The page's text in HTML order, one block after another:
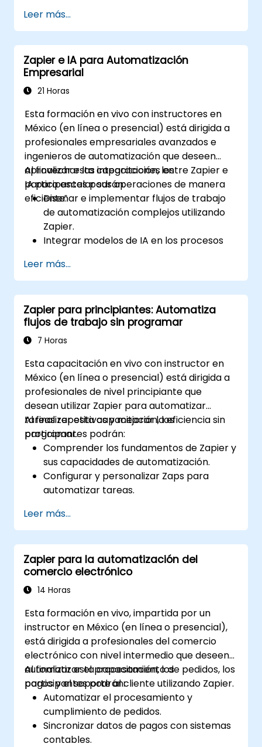
Leer más...
Zapier e IA para Automatización
Empresarial
21 Horas
Esta formación en vivo con instructores en
México (en línea o presencial) está dirigida a
profesionales empresariales avanzados e
ingenieros de automatización que deseen
aprovechar las integraciones entre Zapier e
IA para escalar sus operaciones de manera
eficiente.
Al finalizar esta capacitación, los
participantes podrán:
Diseñar e implementar flujos de trabajo
de automatización complejos utilizando
Zapier.
Integrar modelos de IA en los procesos
predictiva.
Optimizar las operaciones automatizando
tareas entre múltiples plataformas.
Supervisar y solucionar problemas en los
flujos de trabajo automatizados para
mejorarlos continuamente.
Leer más...
Zapier para principiantes: Automatiza
flujos de trabajo sin programar
7 Horas
Esta capacitación en vivo con instructor en
México (en línea o presencial) está dirigida a
profesionales de nivel principiante que
desean utilizar Zapier para automatizar
tareas repetitivas y mejorar la eficiencia sin
programar.
Al finalizar esta capacitación, los
participantes podrán:
Comprender los fundamentos de Zapier y
sus capacidades de automatización.
Configurar y personalizar Zaps para
automatizar tareas.
populares con Zapier.
Gestionar y optimizar flujos de trabajo
automatizados.
Leer más...
Zapier para la automatización del
comercio electrónico
14 Horas
Esta formación en vivo, impartida por un
instructor en México (en línea o presencial),
está dirigida a profesionales del comercio
electrónico con nivel intermedio que deseen
automatizar el procesamiento de pedidos, los
pagos y el soporte al cliente utilizando Zapier.
Al finalizar esta capacitación, los
participantes podrán:
Automatizar el procesamiento y
cumplimiento de pedidos.
Sincronizar datos de pagos con sistemas
contables.